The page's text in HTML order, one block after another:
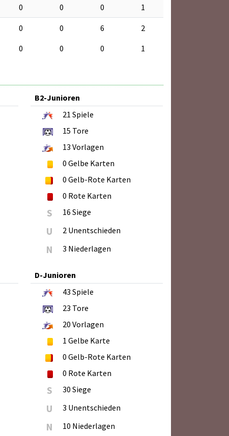
0 0 0 1
0 0 6
2
0 0 0 1
B2-Junioren
21 Spiele
15 Tore
13 Vorlagen
0 Gelbe Karten
0 Gelb-Rote Karten
0 Rote Karten
S 16 Siege
U 2 Unentschieden
N 3 Niederlagen
D-Junioren
43 Spiele
23 Tore
20 Vorlagen
1 Gelbe Karte
0 Gelb-Rote Karten
0 Rote Karten
S 30 Siege
U 3 Unentschieden
N 10 Niederlagen